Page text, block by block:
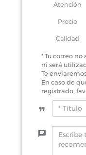
Atención
Precio
Calidad
* Tu correo
ni será
Te
En caso de
registrado,